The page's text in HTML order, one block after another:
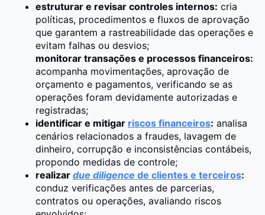
estruturar e revisar controles internos: cria
políticas, procedimentos e fluxos de aprovação
que garantem a rastreabilidade das operações e
evitam falhas ou desvios;
monitorar transações e processos financeiros:
acompanha movimentações, aprovação de
orçamento e pagamentos, verificando se as
operações foram devidamente autorizadas e
registradas;
identificar e mitigar riscos financeiros: analisa
cenários relacionados a fraudes, lavagem de
dinheiro, corrupção e inconsistências contábeis,
propondo medidas de controle;
realizar due diligence de clientes e terceiros:
conduz verificações antes de parcerias,
contratos ou operações, avaliando riscos